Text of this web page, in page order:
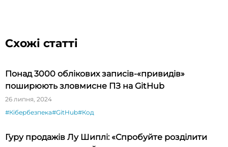
Схожі статті
Понад 3000 облікових записів-«привидів»
поширюють зловмисне ПЗ на GitHub
26 липня, 2024
#Кібербезпека#GitHub#Код
Гуру продажів Лу Шиплі: «Спробуйте розділити